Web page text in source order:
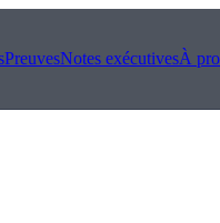
PreuvesNotes exécutivesÀ